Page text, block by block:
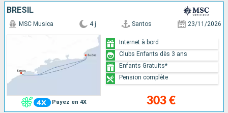
BRÉSIL
Payez en 4X
MSC Musica 4 j Santos 23/11/2026
303 €
Internet à bord
Clubs Enfants dès 3 ans
Enfants Gratuits*
Pension complète